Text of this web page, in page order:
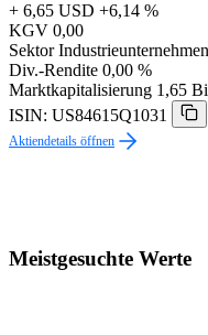
+ 6,65 USD +6,14 %
KGV 0,00
Sektor Industrieunternehmen
Div.-Rendite 0,00 %
Marktkapitalisierung 1,65
ISIN: US84615Q1031
Aktiendetails öffnen
Meistgesuchte Werte